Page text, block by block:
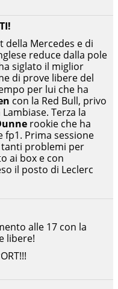
alle 17 con la
libere!
della Mercedes e di
reduce dalla pole
siglato il miglior
di prove libere del
per lui che ha
con la Red Bull, privo
Terza la
rookie che ha
Prima sessione
problemi per
ai box e con
il posto di Leclerc